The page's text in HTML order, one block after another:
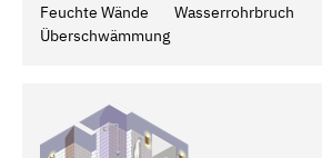
Feuchte Wände
Wasserrohrbruch
Überschwämmung